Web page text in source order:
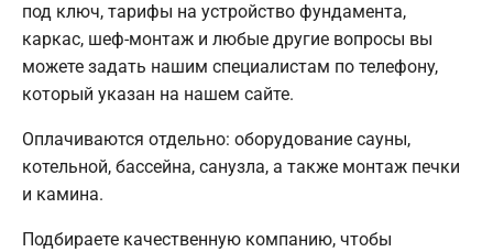
под ключ, тарифы на устройство фундамента,
каркас, шеф-монтаж и любые другие вопросы вы
можете задать нашим специалистам по телефону,
который указан на нашем сайте.
Оплачиваются отдельно: оборудование сауны,
котельной, бассейна, санузла, а также монтаж печки
и камина.
Подбираете качественную компанию, чтобы